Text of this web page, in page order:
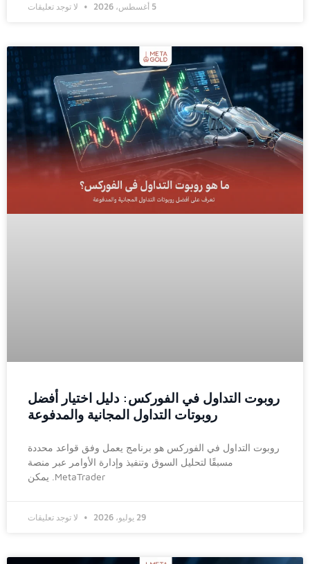
5 أغسطس، 2026 لا توجد تعليقات
روبوت التداول في الفوركس: دليل اختيار أفضل
روبوتات التداول المجانية والمدفوعة
روبوت التداول في الفوركس هو برنامج يعمل وفق قواعد محددة
مسبقًا لتحليل السوق وتنفيذ وإدارة الأوامر عبر منصة
MetaTrader. يمكن
29 يوليو، 2026 لا توجد تعليقات